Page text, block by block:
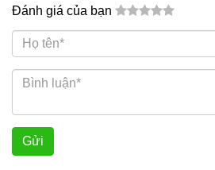
Đánh giá của bạn
Gửi